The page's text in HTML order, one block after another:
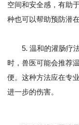
空间和安全感，有助
种也可以帮助预防潜
5. 温和的灌肠疗法
时，兽医可能会推荐
便。这种方法应在专
进一步的伤害。